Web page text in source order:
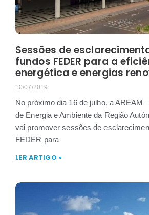
Sessões de
fundos FEDER para a
energética e energias
10/07/2019
No próximo dia 16 de julho, a AREAM
de Energia e Ambiente da Região
vai promover sessões de
FEDER para
LER ARTIGO »